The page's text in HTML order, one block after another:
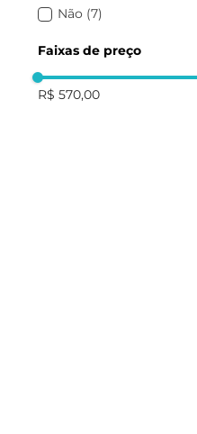
Não (7)
Faixas de preço
R$ 570,00